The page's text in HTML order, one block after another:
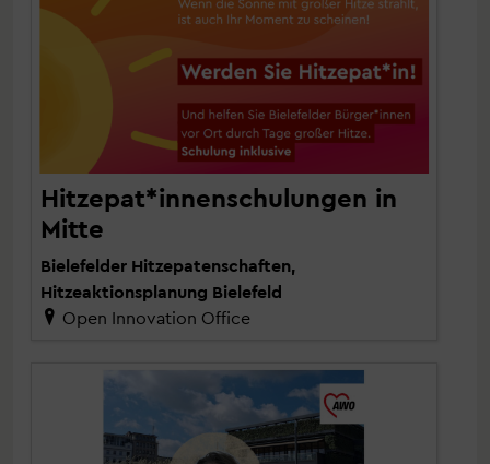
Hitzepat*​innenschulungen in
Mitte
Bielefelder Hitzepatenschaften,
Hitzeaktionsplanung Bielefeld
Open Innovation Office